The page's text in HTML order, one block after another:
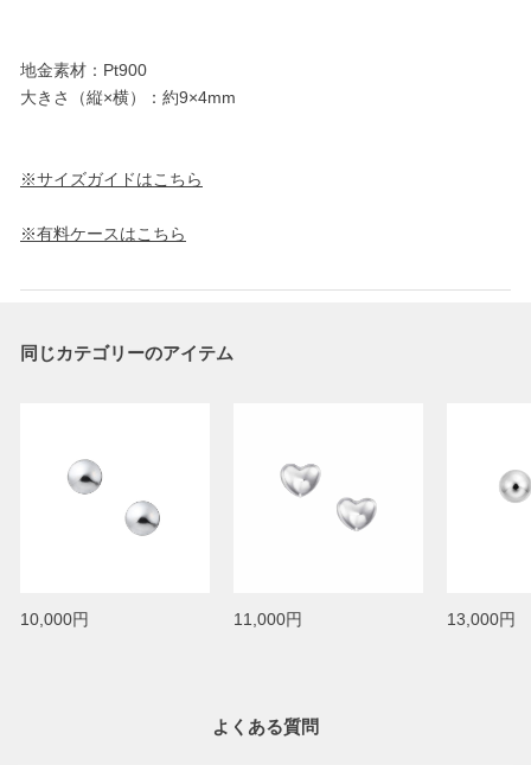
地金素材：Pt900
大きさ（縦×横）：約9×4mm
※サイズガイドはこちら
※有料ケースはこちら
同じカテゴリーのアイテム
10,000円 11,000円 13,000円
よくある質問